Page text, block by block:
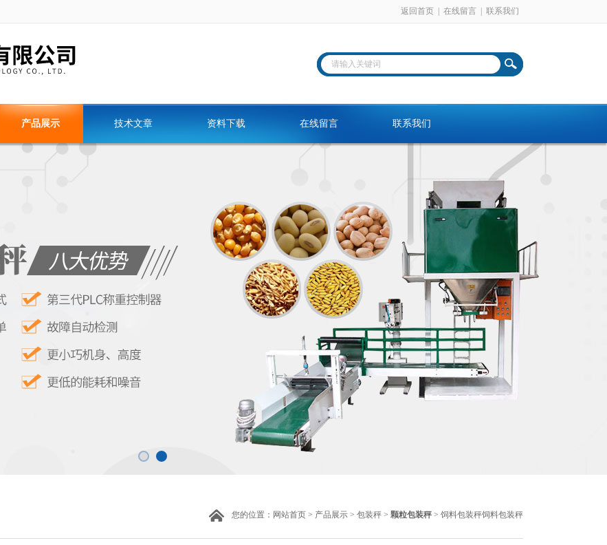
返回首页 在线留言 联系我们
产品展示 技术文章 资料下载 在线留言 联系我们
您的位置： 网站首页 > 产品展示 > 包装秤 > 颗粒包装秤> 饲料包装秤饲料包装秤